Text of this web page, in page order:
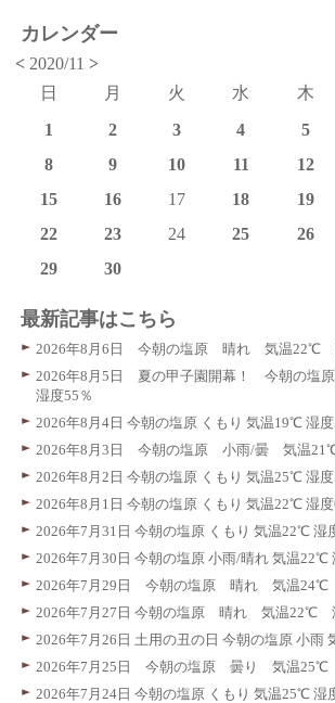
カレンダー
< 2020/11>
日
月 火 水 木
1
2 3 4 5
8
9 10 11 12
15
16 17 18 19
22
23 24 25 26
29
30
最新記事はこちら
2026年8月6日 今朝の塩原 晴れ 気温22℃
2026年8月5日 夏の甲子園開幕！ 今朝の
湿度55％
2026年8月4日 今朝の塩原 くもり 気温19℃ 湿度
2026年8月3日 今朝の塩原 小雨/曇 気温
2026年8月2日 今朝の塩原 くもり 気温25℃ 湿度
2026年8月1日 今朝の塩原 くもり 気温22℃ 湿度
2026年7月31日 今朝の塩原 くもり 気温22℃ 湿
2026年7月30日 今朝の塩原 小雨/晴れ 気温22℃
2026年7月29日 今朝の塩原 晴れ 気温24℃
2026年7月27日 今朝の塩原 晴れ 気温22℃
2026年7月26日 土用の丑の日 今朝の塩原 小雨
2026年7月25日 今朝の塩原 曇り 気温25℃
2026年7月24日 今朝の塩原 くもり 気温25℃ 湿